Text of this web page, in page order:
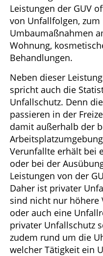
Leistungen der GUV
von Unfallfolgen,
Umbaumaßnahmen
Wohnung,
Behandlungen.
Neben dieser
spricht auch die
Unfallschutz. Denn
passieren in der
damit außerhalb der
Verunfallte erhält bei
oder bei der
Leistungen von der
Daher ist privater
sind nicht nur höhere
oder auch eine
privater Unfallschutz
zudem rund um die
welcher Tätigkeit ein